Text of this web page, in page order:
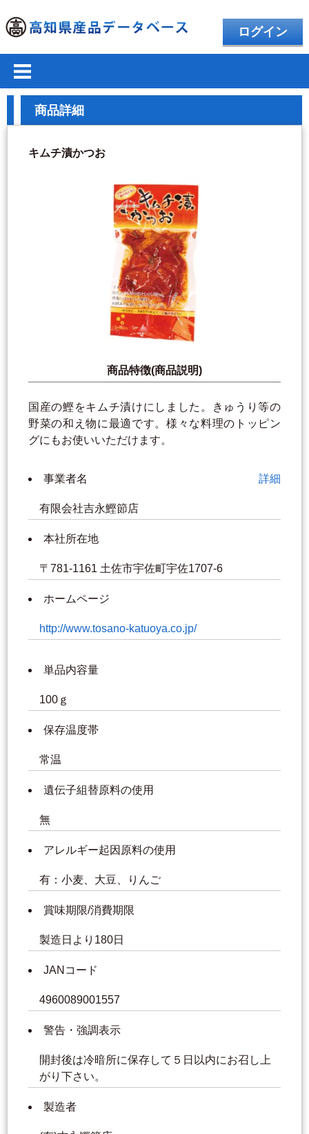
ログイン
商品詳細
キムチ漬かつお
商品特徴(商品説明)
国産の鰹をキムチ漬けにしました。きゅうり等の
野菜の和え物に最適です。様々な料理のトッピン
グにもお使いいただけます。
事業者名 詳細
有限会社吉永鰹節店
本社所在地
〒781-1161 土佐市宇佐町宇佐1707-6
ホームページ
http://www.tosano-katuoya.co.jp/
単品内容量
100ｇ
保存温度帯
常温
遺伝子組替原料の使用
無
アレルギー起因原料の使用
有：小麦、大豆、りんご
賞味期限/消費期限
製造日より180日
JANコード
4960089001557
警告・強調表示
開封後は冷暗所に保存して５日以内にお召し上
がり下さい。
製造者